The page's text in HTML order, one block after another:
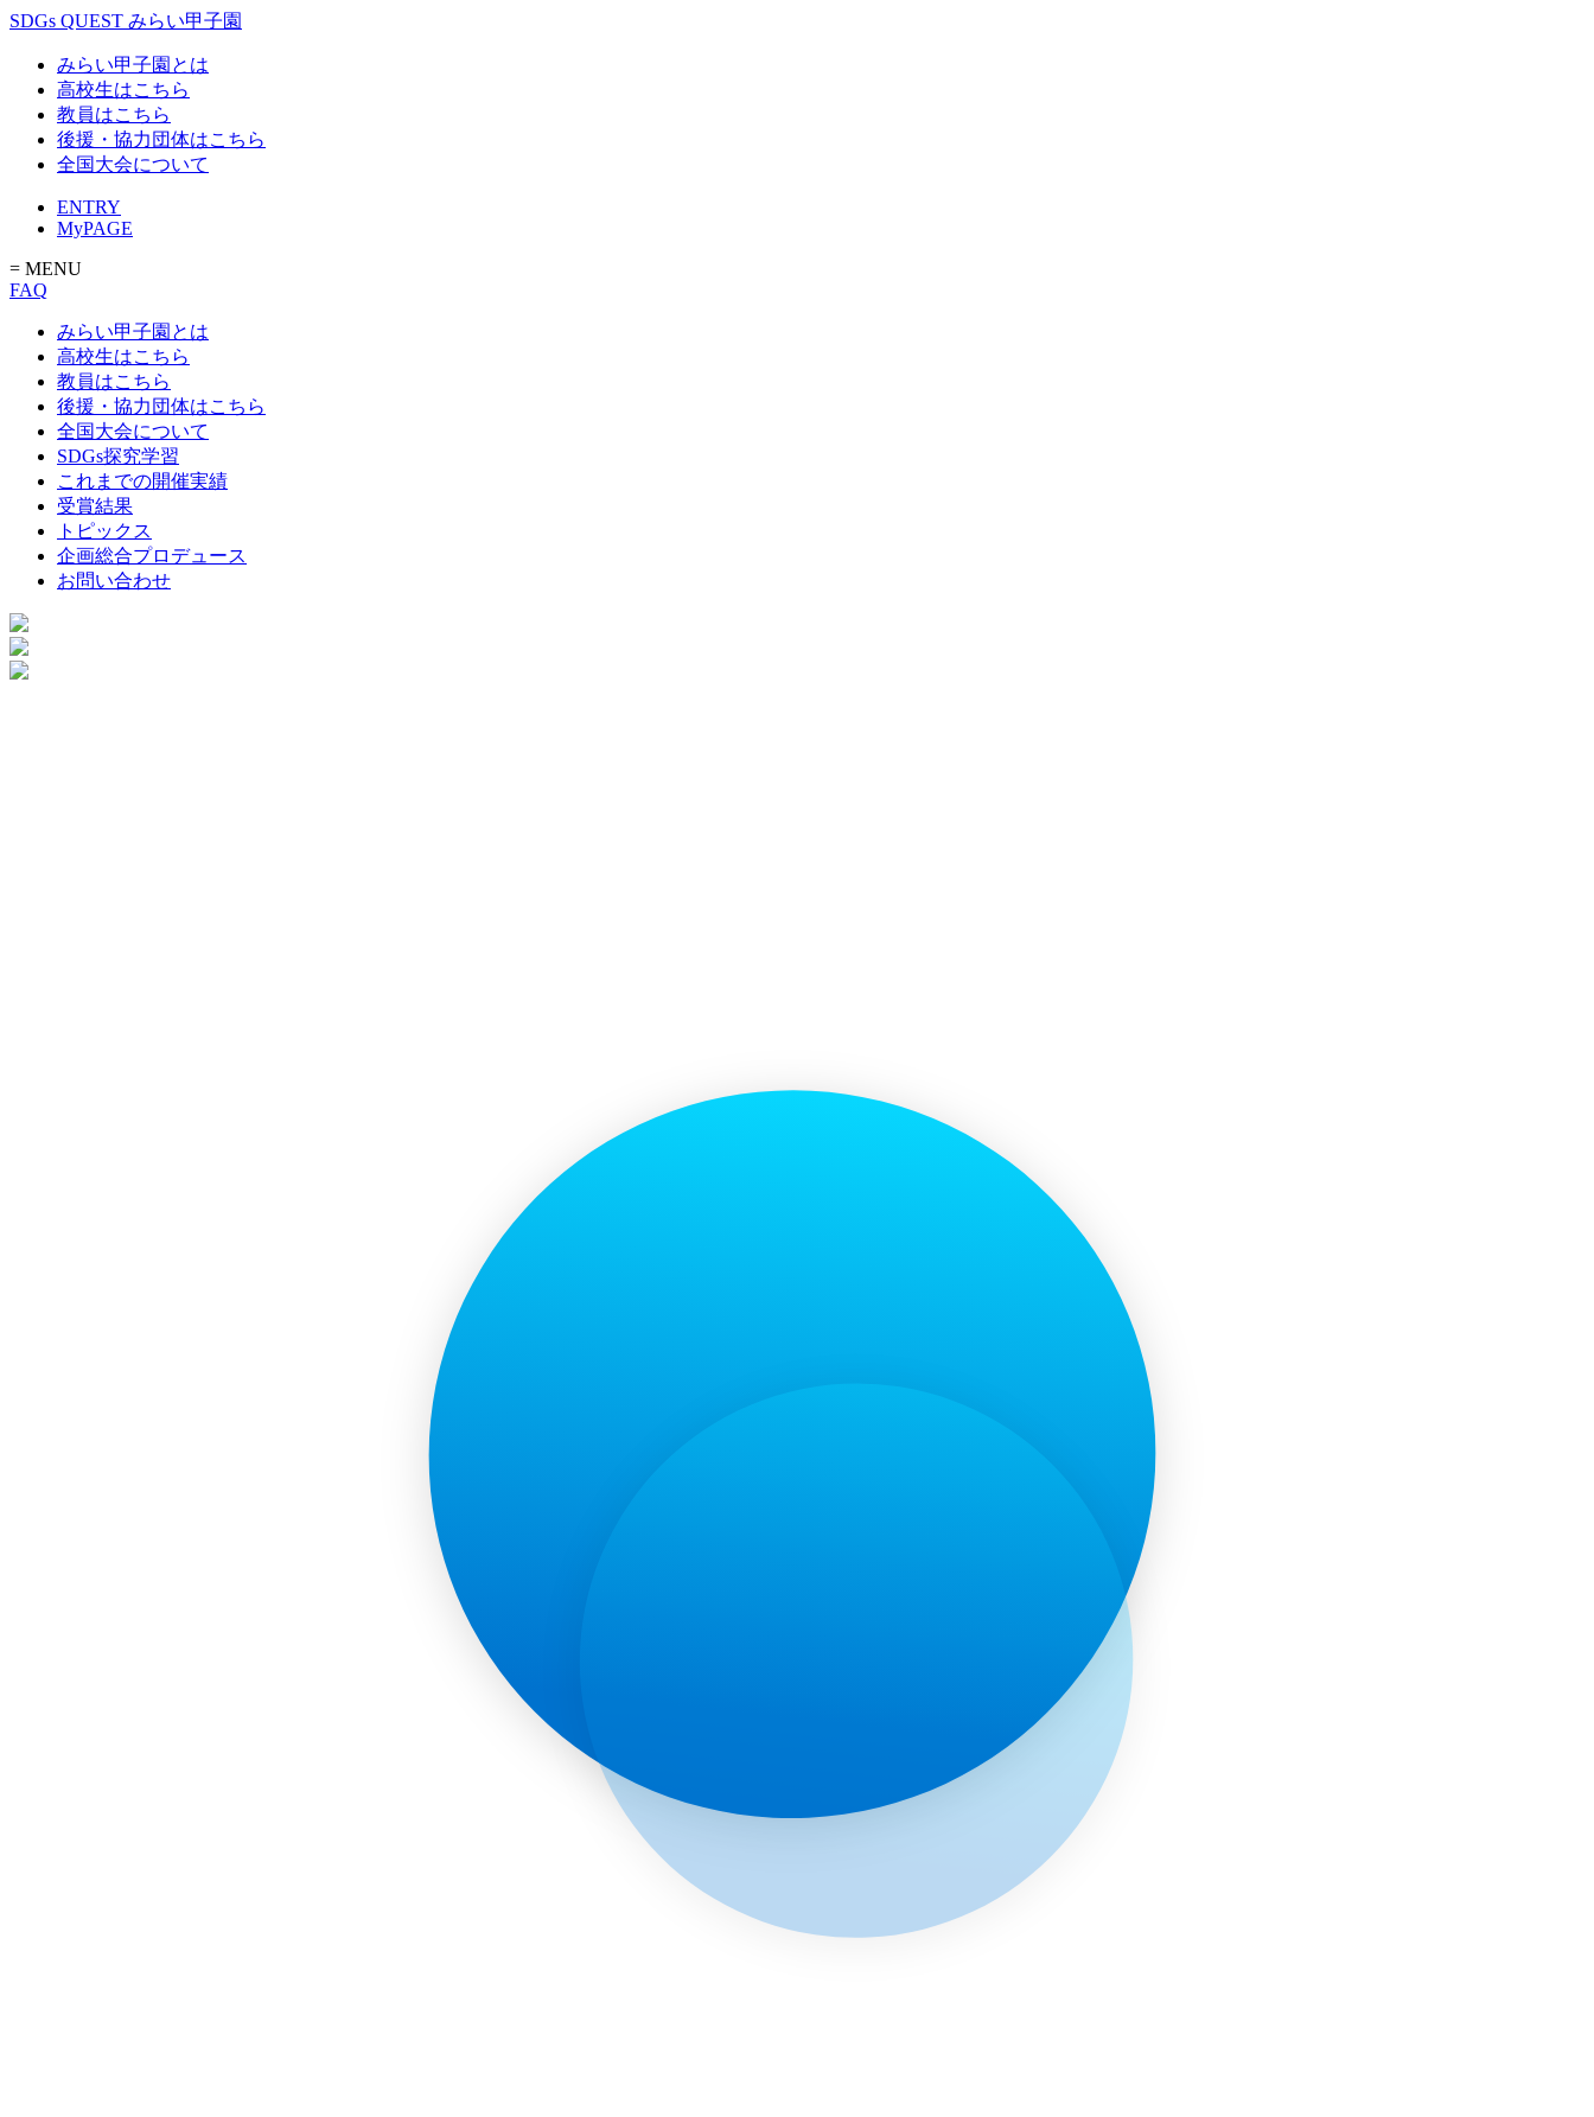
SDGs QUEST みらい甲子園
みらい甲子園とは
高校生はこちら
教員はこちら
後援・協力団体はこちら
全国大会について
ENTRY
MyPAGE
= MENU
FAQ
みらい甲子園とは
高校生はこちら
教員はこちら
後援・協力団体はこちら
全国大会について
SDGs探究学習
これまでの開催実績
受賞結果
トピックス
企画総合プロデュース
お問い合わせ